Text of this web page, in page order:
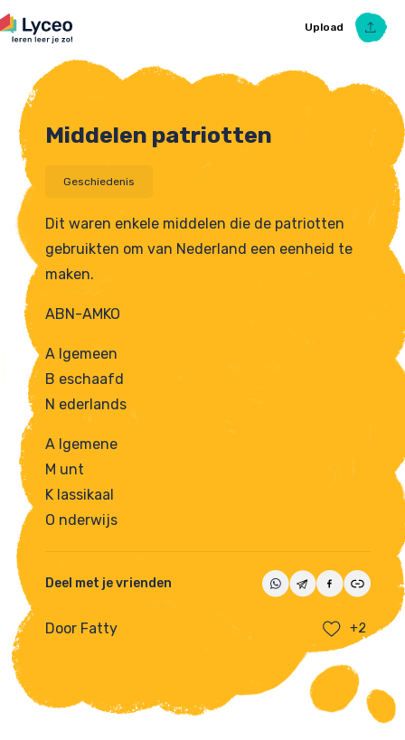
Upload
Upload Ezelsbruggetje
Middelen patriotten
Geschiedenis
Dit waren enkele middelen die de patriotten
gebruikten om van Nederland een eenheid te
maken.
ABN-AMKO
A lgemeen
B eschaafd
N ederlands
A lgemene
M unt
K lassikaal
O nderwijs
Deel met je vrienden
Door Fatty +2